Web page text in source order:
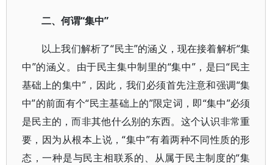
二、何谓“集中”
以上我们解析了“民主”的涵义，现在接着解析“集
中”的涵义。由于民主集中制里的“集中”，是曰“民主
基础上的集中”，因此，我们必须首先注意和强调“集
中”的前面有个“民主基础上的”限定词，即“集中”必须
是民主的，而非其他什么别的东西。这个认识非常重
要，因为从根本上说，“集中”有着两种不同性质的形
态，一种是与民主相联系的、从属于民主制度的“集